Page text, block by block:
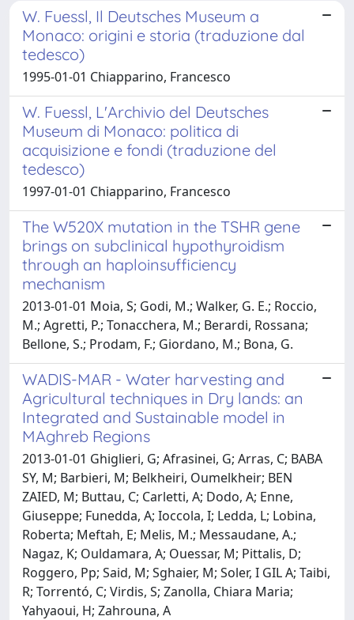
W. Fuessl, Il Deutsches Museum a
Monaco: origini e storia (traduzione dal
tedesco)
1995-01-01 Chiapparino, Francesco
W. Fuessl, L'Archivio del Deutsches
Museum di Monaco: politica di
acquisizione e fondi (traduzione del
tedesco)
1997-01-01 Chiapparino, Francesco
The W520X mutation in the TSHR gene
brings on subclinical hypothyroidism
through an haploinsufficiency
mechanism
2013-01-01 Moia, S; Godi, M.; Walker, G. E.; Roccio,
M.; Agretti, P.; Tonacchera, M.; Berardi, Rossana;
Bellone, S.; Prodam, F.; Giordano, M.; Bona, G.
WADIS-MAR - Water harvesting and
Agricultural techniques in Dry lands: an
Integrated and Sustainable model in
MAghreb Regions
2013-01-01 Ghiglieri, G; Afrasinei, G; Arras, C; BABA
SY, M; Barbieri, M; Belkheiri, Oumelkheir; BEN
ZAIED, M; Buttau, C; Carletti, A; Dodo, A; Enne,
Giuseppe; Funedda, A; Ioccola, I; Ledda, L; Lobina,
Roberta; Meftah, E; Melis, M.; Messaudane, A.;
Nagaz, K; Ouldamara, A; Ouessar, M; Pittalis, D;
Roggero, Pp; Said, M; Sghaier, M; Soler, I GIL A; Taibi,
R; Torrentó, C; Virdis, S; Zanolla, Chiara Maria;
Yahyaoui, H; Zahrouna, A